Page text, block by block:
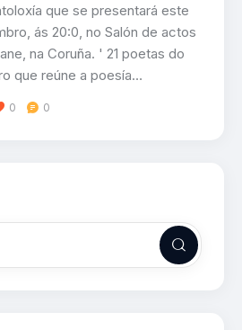
que se presentará este
ás 20:0, no Salón de actos
na Coruña. ' 21 poetas do
que reúne a poesía…
0 0